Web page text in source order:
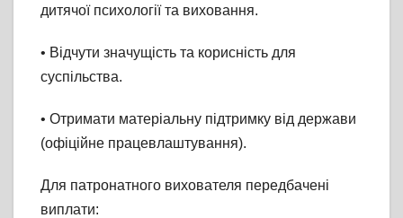
дитячої психології та виховання.
• Відчути значущість та корисність для
суспільства.
• Отримати матеріальну підтримку від держави
(офіційне працевлаштування).
Для патронатного вихователя передбачені
виплати: